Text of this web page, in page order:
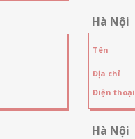
Hà Nội
Tên
Địa chỉ
Điện thoại
Hà Nội